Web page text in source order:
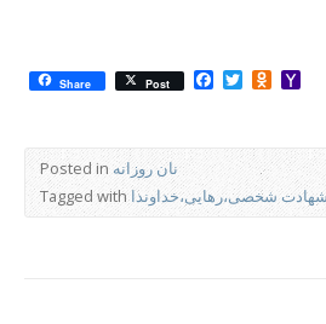
Share Post Facebook
Twitter
Posted in نان روزانه
Tagged withشهادت شخصی،رهایی،خداوندا